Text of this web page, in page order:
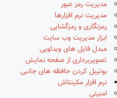
مدیریت رمز عبور
مدیریت نرم افزارها
رمزنگاری و رمزگشایی
ابزار مدیریت وب سایت
مبدل فایل های ویدئویی
تصویربرداری از صفحه نمایش
بوتیبل کردن حافظه های جانبی
نرم افزار مکینتاش
امنیتی